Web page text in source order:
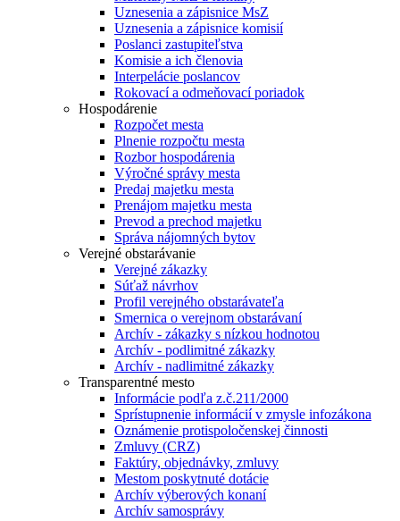
Uznesenia a zápisnice MsZ
Uznesenia a zápisnice komisií
Poslanci zastupiteľstva
Komisie a ich členovia
Interpelácie poslancov
Rokovací a odmeňovací poriadok
Hospodárenie
Rozpočet mesta
Plnenie rozpočtu mesta
Rozbor hospodárenia
Výročné správy mesta
Predaj majetku mesta
Prenájom majetku mesta
Prevod a prechod majetku
Správa nájomných bytov
Verejné obstarávanie
Verejné zákazky
Súťaž návrhov
Profil verejného obstarávateľa
Smernica o verejnom obstarávaní
Archív - zákazky s nízkou hodnotou
Archív - podlimitné zákazky
Archív - nadlimitné zákazky
Transparentné mesto
Informácie podľa z.č.211/2000
Sprístupnenie informácií v zmysle infozákona
Oznámenie protispoločenskej činnosti
Zmluvy (CRZ)
Faktúry, objednávky, zmluvy
Mestom poskytnuté dotácie
Archív výberových konaní
Archív samosprávy